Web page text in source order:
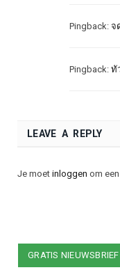
Pingback: จ
Pingback: ทั
LEAVE A REPLY
Je moet inloggen om
GRATIS NIEUWSBRIEF